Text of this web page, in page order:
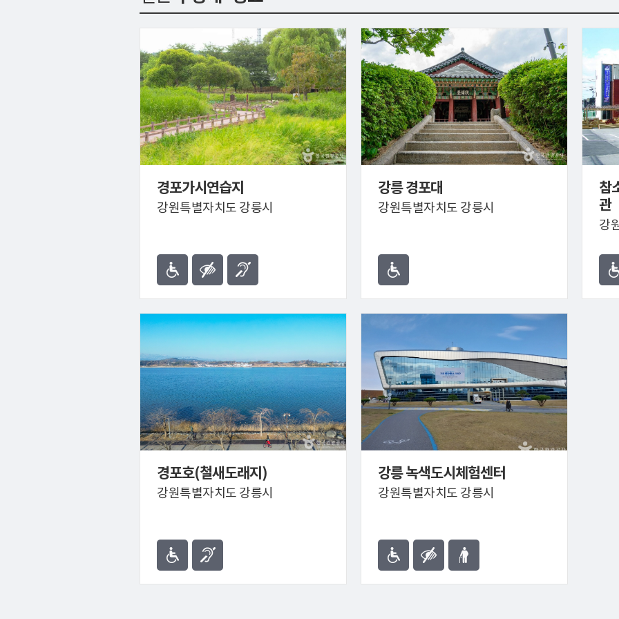
경포가시연습지
강원특별자치도 강릉시
강릉 경포대
강원특별자치도 강릉시
참
관
강
경포호(철새도래지)
강원특별자치도 강릉시
강릉 녹색도시체험센터
강원특별자치도 강릉시